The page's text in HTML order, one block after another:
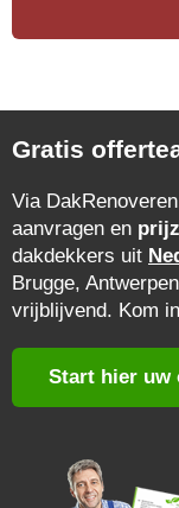
Gratis
Via
aanvragen en
dakdekkers uit
Brugge,
vrijblijvend. Kom
Start hier uw